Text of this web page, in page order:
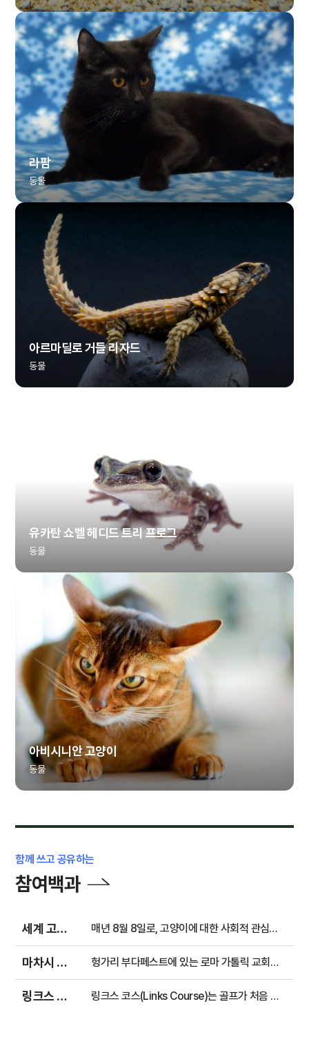
라팜
동물
아르마딜로 거들 리자드
동물
유카탄 쇼벨 헤디드 트리 프로그
동물
아비시니안 고양이
동물
함께 쓰고 공유하는
참여백과
세계 고양이의 날 매년 8월 8일로, 고양이에 대한 사회적 관심을 높이고 동물 복지와 보호의 중요성을 알리기 위해 제정된 국제 기념일이다. 매년 8월 8일에 기념...
마차시 성당 헝가리 부다페스트에 있는 로마 가톨릭 교회의 성당. 헝가리 부다페스트 부다 성 지구에 위치한 로마 가톨릭 교회 성당으로, 정식 명칭은 ...
링크스 코스 링크스 코스(Links Course)는 골프가 처음 시작된 스코틀랜드 해안 지형에서 유래한 전통적인 골프 코스이다. 골프에서 링크스(Links)는 해안...